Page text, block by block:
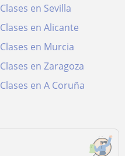
Clases en Sevilla
Clases en Alicante
Clases en Murcia
Clases en Zaragoza
Clases en A Coruña